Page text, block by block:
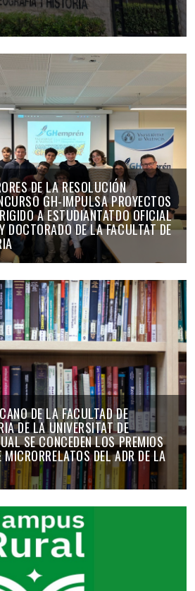
DE LA RESOLUCIÓN
GH-IMPULSA PROYECTOS
A ESTUDIANTATDO OFICIAL
DOCTORADO DE LA FACULTAT DE
DE LA FACULTAD DE
DE LA UNIVERSITAT DE
SE CONCEDEN LOS PREMIOS
DEL ADR DE LA